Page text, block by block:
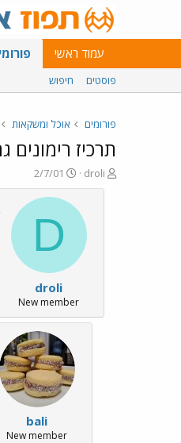
עמוד ראשי
פוסטים חיפוש
פורומים אוכל ומשקאות
תרכיז רימונים
פ
ו
droli
פ
ו
ר
ם
ב
א
ר
י
ך
2/7/01
D
droli
New member
bali
New member